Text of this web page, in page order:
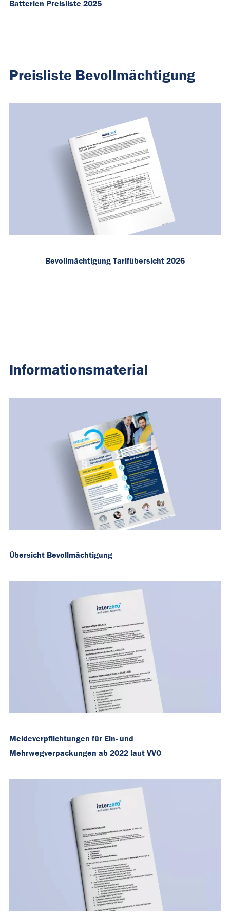
Batterien Preisliste 2025
Preisliste Bevollmächtigung
Bevollmächtigung Tarifübersicht 2026
Informationsmaterial
Übersicht Bevollmächtigung
Meldeverpflichtungen für Ein- und
Mehrwegverpackungen ab 2022 laut VVO